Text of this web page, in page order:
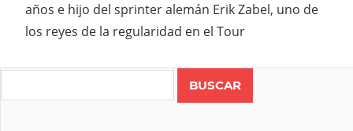
años e hijo del sprinter alemán Erik Zabel, uno de
los reyes de la regularidad en el Tour